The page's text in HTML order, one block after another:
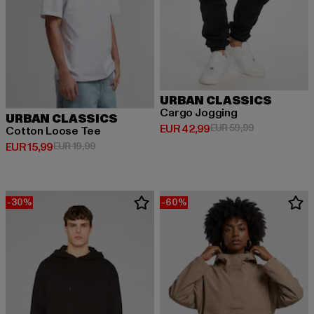
URBAN CLASSICS
Cotton Loose Tee
EUR 15,99
Huidige prijs: EUR 15,99
EUR 19,99Actieprijs: EUR 19,99
URBAN CLASSICS
Cargo Jogging
EUR 42,99
Huidige prijs: EUR 42,99
EUR 59,99Actieprijs:
-30% -60%